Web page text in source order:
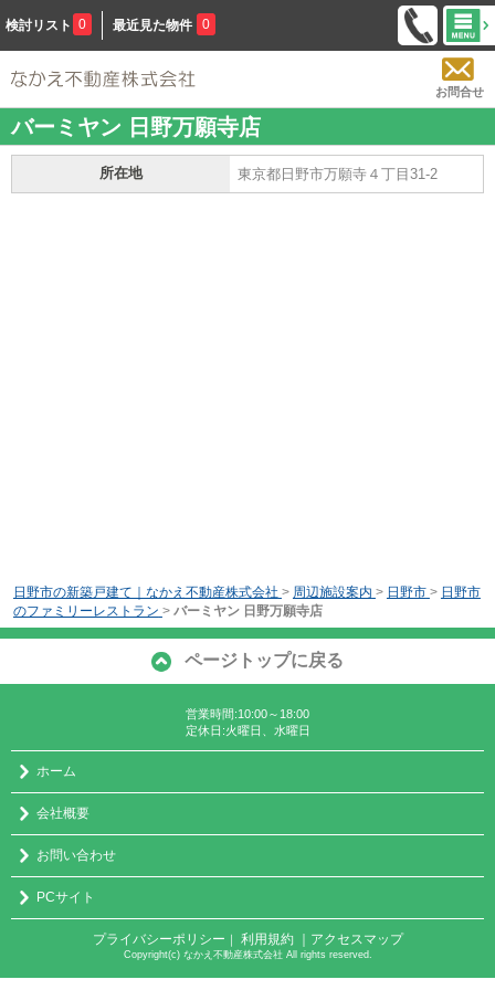
検討リスト 0 最近見た物件 0
お問合せ
バーミヤン 日野万願寺店
所在地 東京都日野市万願寺４丁目31-2
日野市の新築戸建て｜なかえ不動産株式会社 > 周辺施設案内 > 日野市 > 日野市
のファミリーレストラン > バーミヤン 日野万願寺店
ページトップに戻る
営業時間:10:00～18:00
定休日:火曜日、水曜日
ホーム
会社概要
お問い合わせ
PCサイト
プライバシーポリシー ｜ 利用規約 ｜アクセスマップ
Copyright(c) なかえ不動産株式会社 All rights reserved.